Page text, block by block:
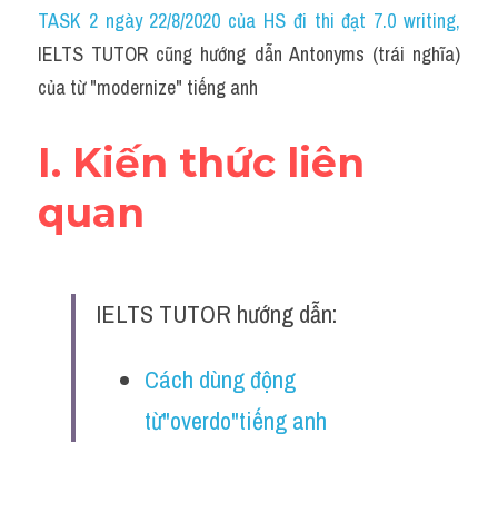
Idiom
Grammar
Word form
Cách dùng từ
Đề thi thật Task 2
TASK 2 ngày 22/8/2020 của HS đi thi đạt 7.0 writing,
IELTS TUTOR cũng hướng dẫn Antonyms (trái nghĩa)
của từ "modernize" tiếng anh
I. Kiến thức liên
quan
IELTS TUTOR hướng dẫn:
Cách dùng động
từ"overdo"tiếng anh